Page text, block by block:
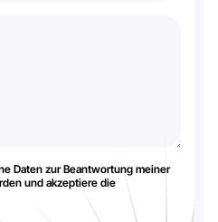
Daten zur Beantwortung meiner
und akzeptiere die